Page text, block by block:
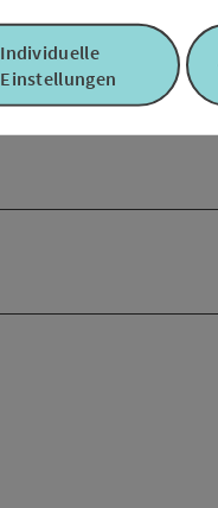
Individuelle
Einstellungen